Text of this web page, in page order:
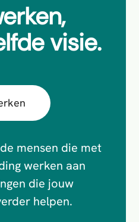
visie.
mensen die met
werken aan
die jouw
helpen.